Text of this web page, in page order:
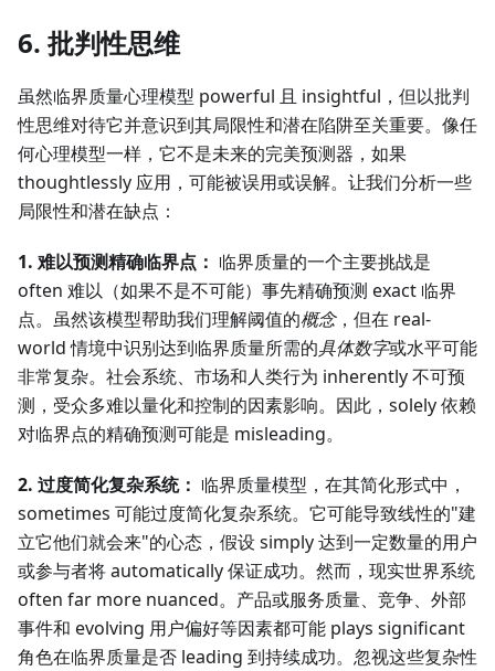
6. 批判性思维
虽然临界质量心理模型 powerful 且 insightful，但以批判
性思维对待它并意识到其局限性和潜在陷阱至关重要。像任
何心理模型一样，它不是未来的完美预测器，如果
thoughtlessly 应用，可能被误用或误解。让我们分析一些
局限性和潜在缺点：
1. 难以预测精确临界点： 临界质量的一个主要挑战是
often 难以（如果不是不可能）事先精确预测 exact 临界
点。虽然该模型帮助我们理解阈值的概念，但在 real-
world 情境中识别达到临界质量所需的具体数字或水平可能
非常复杂。社会系统、市场和人类行为 inherently 不可预
测，受众多难以量化和控制的因素影响。因此，solely 依赖
对临界点的精确预测可能是 misleading。
2. 过度简化复杂系统： 临界质量模型，在其简化形式中，
sometimes 可能过度简化复杂系统。它可能导致线性的"建
立它他们就会来"的心态，假设 simply 达到一定数量的用户
或参与者将 automatically 保证成功。然而，现实世界系统
often far more nuanced。产品或服务质量、竞争、外部
事件和 evolving 用户偏好等因素都可能 plays significant
角色在临界质量是否 leading 到持续成功。忽视这些复杂性